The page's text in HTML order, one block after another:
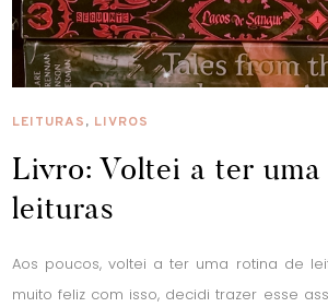
LEITURAS, LIVROS
Livro: Voltei a ter
leituras
Aos poucos, voltei a ter uma rotina de
muito feliz com isso, decidi trazer esse